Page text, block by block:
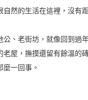
然的生活在這裡，沒有
、老街坊，就像回到過
屋，撫摸還留有餘溫的
一回事。